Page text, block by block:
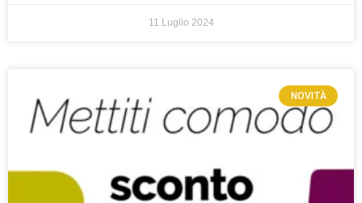
11 Luglio 2024
NOVITÀ